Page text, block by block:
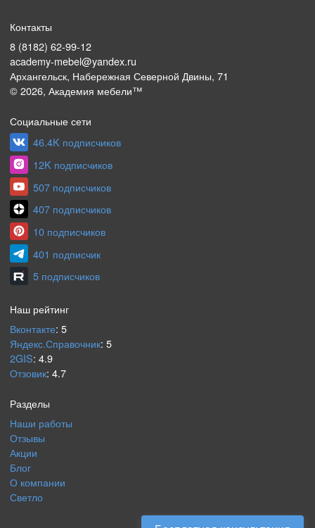
Контакты
8 (8182) 62-99-12
academy-mebel@yandex.ru
Архангельск, Набережная Северной Двины, 71
©2026, Академия мебели™
Социальные сети
46.4K подписчиков
12K подписчиков
507 подписчиков
407 подписчиков
10 подписчиков
401 подписчик
5 подписчиков
Наш рейтинг
Вконтакте:5
Яндекс.Справочник:5
2GIS:4.9
Отзовик:4.7
Разделы
Наши работы
Отзывы
Акции
Блог
О компании
Светло